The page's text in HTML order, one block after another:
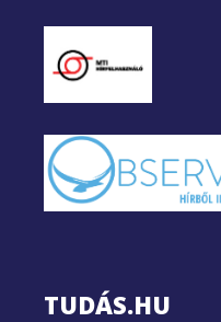
TUDÁS.HU